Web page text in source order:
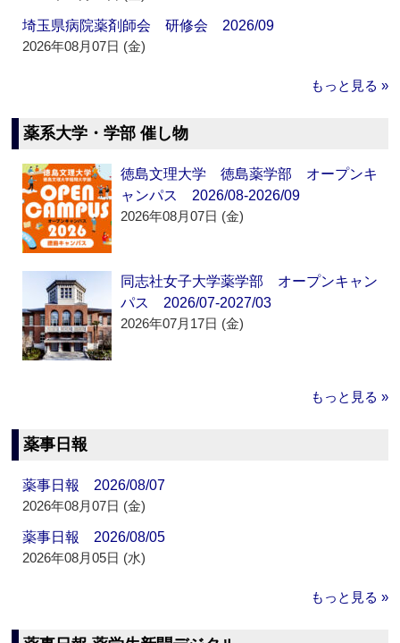
埼玉県病院薬剤師会 研修会 2026/09
2026年08月07日 (金)
もっと見る »
薬系大学・学部 催し物
徳島文理大学 徳島薬学部 オープンキ
ャンパス 2026/08-2026/09
2026年08月07日 (金)
同志社女子大学薬学部 オープンキャン
パス 2026/07-2027/03
2026年07月17日 (金)
もっと見る »
薬事日報
薬事日報 2026/08/07
2026年08月07日 (金)
薬事日報 2026/08/05
2026年08月05日 (水)
もっと見る »